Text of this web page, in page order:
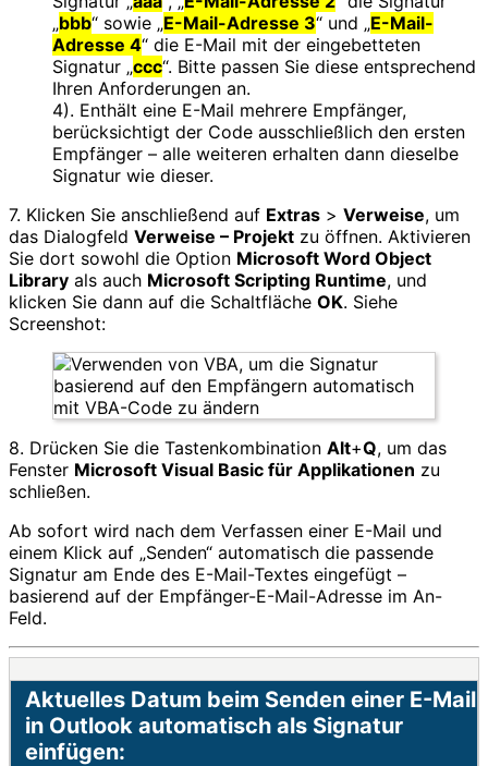
„bbb“ sowie „E-Mail-Adresse 3“ und „E-Mail-
Adresse 4“ die E-Mail mit der eingebetteten
Signatur „ccc“. Bitte passen Sie diese entsprechend
Ihren Anforderungen an.
4). Enthält eine E-Mail mehrere Empfänger,
berücksichtigt der Code ausschließlich den ersten
Empfänger – alle weiteren erhalten dann dieselbe
Signatur wie dieser.
7. Klicken Sie anschließend auf Extras > Verweise, um
das Dialogfeld Verweise – Projekt zu öffnen. Aktivieren
Sie dort sowohl die Option Microsoft Word Object
Library als auch Microsoft Scripting Runtime, und
klicken Sie dann auf die Schaltfläche OK. Siehe
Screenshot:
8. Drücken Sie die Tastenkombination Alt+Q, um das
Fenster Microsoft Visual Basic für Applikationen zu
schließen.
Ab sofort wird nach dem Verfassen einer E-Mail und
einem Klick auf „Senden“ automatisch die passende
Signatur am Ende des E-Mail-Textes eingefügt –
basierend auf der Empfänger-E-Mail-Adresse im An-
Feld.
Aktuelles Datum beim Senden einer E-Mail
in Outlook automatisch als Signatur
einfügen: